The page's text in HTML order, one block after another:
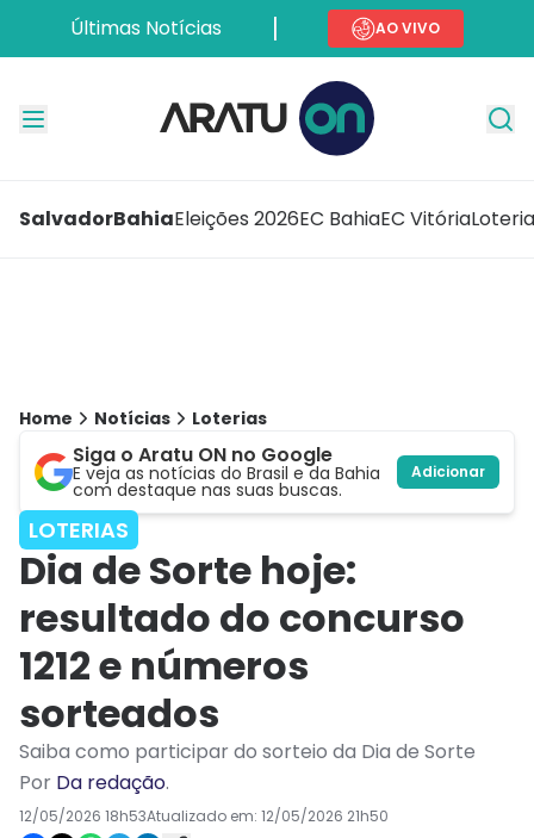
Últimas Notícias AO VIVO
SalvadorBahiaEleições 2026EC BahiaEC Vitória
Home Notícias Loterias
Siga o Aratu ON no Google
E veja as notícias do Brasil e da Bahia
com destaque nas suas buscas.
Adicionar
LOTERIAS
Dia de Sorte hoje:
resultado do concurso
1212 e números
sorteados
Saiba como participar do sorteio da Dia de Sorte
Por Da redação.
12/05/2026 18h53Atualizado em: 12/05/2026 21h50